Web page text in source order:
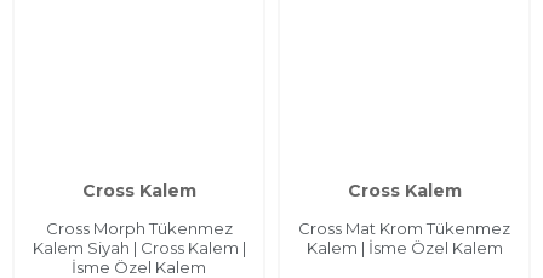
Cross Kalem
Cross Morph Tükenmez
Kalem Siyah | Cross Kalem |
İsme Özel Kalem
Cross Kalem
Cross Mat Krom Tükenmez
Kalem | İsme Özel Kalem